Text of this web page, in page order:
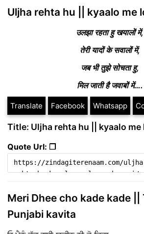
Uljha rehta hu || kyaalo me
उलझा रहता हु खयालों में,
तेरी यादों के सवालों में,
जब भी तुझे सोचता हु,
मिल जाती है जवाबों में….
Translate Facebook Whatsapp
Title: Uljha rehta hu || kyaalo me
Quote Url: ❐
Meri Dhee cho kade kade ||
Punjabi kavita